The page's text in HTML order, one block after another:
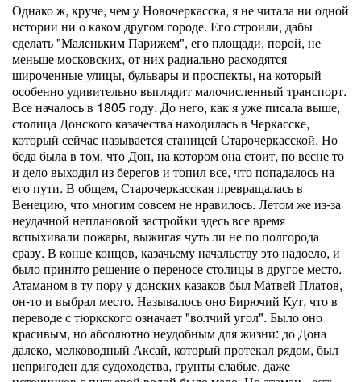
Однако ж, круче, чем у Новочеркасска, я не читала ни одной
истории ни о каком другом городе. Его строили, дабы
сделать "Маленьким Парижем", его площади, порой, не
меньше московских, от них радиально расходятся
широченные улицы, бульвары и проспекты, на который
особенно удивительно выглядит малочисленный транспорт.
Все началось в 1805 году. До него, как я уже писала выше,
столица Донского казачества находилась в Черкасске,
который сейчас называется станицей Старочеркасской. Но
беда была в том, что Дон, на котором она стоит, по весне то
и дело выходил из берегов и топил все, что попадалось на
его пути. В общем, Старочеркасская превращалась в
Венецию, что многим совсем не нравилось. Летом же из-за
неудачной неплановой застройки здесь все время
вспыхивали пожары, выжигая чуть ли не по полгорода
сразу. В конце концов, казачьему начальству это надоело, и
было принято решение о переносе столицы в другое место.
Атаманом в ту пору у донских казаков был Матвей Платов,
он-то и выбрал место. Называлось оно Бирючий Кут, что в
переводе с тюркского означает "волчий угол". Было оно
красивым, но абсолютно неудобным для жизни: до Дона
далеко, мелководный Аксай, который протекал рядом, был
непригоден для судоходства, грунты слабые, даже